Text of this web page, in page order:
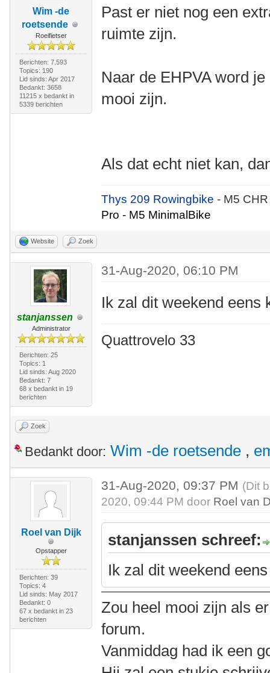
Wim -de
roetsende
Roeifietser
Berichten: 7.593
Topics: 190
Lid sinds: Apr 2017
Bedankt: 3658
11215 x bedankt in
5339 berichten
Past er niet nog een
ruimte zijn.
Naar de EHPVA word
mooi zijn.
Als dat echt niet kan,
Thys 209 Rowingbike- M5
Pro - M5 MinimalBike
Website Zoek
stanjanssen
Administrator
Berichten: 25
Topics: 1
Lid sinds: Aug 2020
Bedankt: 7
68 x bedankt in 19
berichten
31-Aug-2020, 06:10 PM
Ik zal dit weekend eens
Quattrovelo 33
Zoek
Bedankt door: Wim -de roetsende ,
Roel van Dijk
Opstapper
Berichten: 39
Topics: 4
Lid sinds: May 2017
Bedankt: 0
67 x bedankt in 23
berichten
31-Aug-2020, 09:37 PM (Dit
2020, 09:44 PM door Roel van
stanjanssen schreef:
Ik zal dit weekend
Zou heel mooi zijn als
forum.
Vanmiddag had ik een